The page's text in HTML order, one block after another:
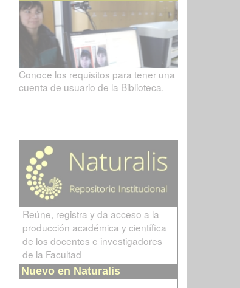
Conoce los requisitos para tener una
cuenta de usuario de la Biblioteca.
Reúne, registra y da acceso a la
producción académica y científica
de los docentes e investigadores
de la Facultad
Nuevo en Naturalis